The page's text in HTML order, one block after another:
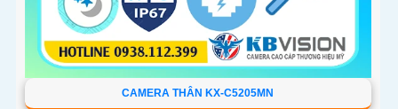
CAMERA THÂN KX-C5205MN